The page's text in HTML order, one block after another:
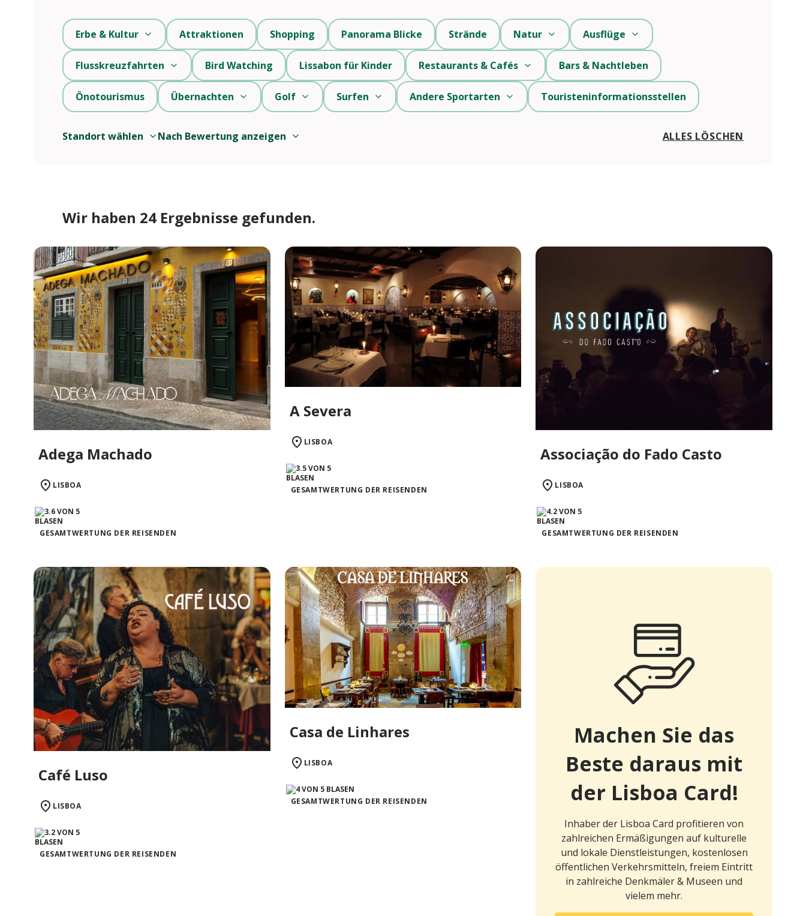
Standort wählen Nach Bewertung anzeigen ALLES LÖSCHEN
Erbe & Kultur Attraktionen Shopping Panorama Blicke Strände Natur Ausflüge
Flusskreuzfahrten Bird Watching Lissabon für Kinder Restaurants & Cafés Bars & Nachtleben
Önotourismus Übernachten Golf Surfen Andere Sportarten Touristeninformationsstellen
Wir haben 24 Ergebnisse gefunden.
Adega Machado
LISBOA
GESAMTWERTUNG DER REISENDEN
A Severa
LISBOA
GESAMTWERTUNG DER REISENDEN
Associação do Fado Casto
LISBOA
GESAMTWERTUNG DER REISENDEN
Café Luso
LISBOA
GESAMTWERTUNG DER REISENDEN
Casa de Linhares
LISBOA
GESAMTWERTUNG DER REISENDEN
Machen Sie das
Beste daraus mit
der Lisboa Card!
Inhaber der Lisboa Card profitieren von
zahlreichen Ermäßigungen auf kulturelle
und lokale Dienstleistungen, kostenlosen
öffentlichen Verkehrsmitteln, freiem Eintritt
in zahlreiche Denkmäler & Museen und
vielem mehr.